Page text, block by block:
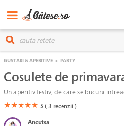
GUSTARI & APERITIVE > PARTY
Cosulete de
Un aperitiv festiv, de care se bucura
(*)
★(*)
★(*)
★(*)
★(*)
★ 5 ( 3 recenzii )
Ancutsa